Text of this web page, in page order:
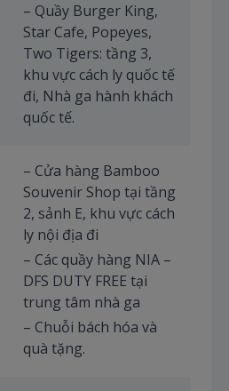
– Quầy Burger King,
Star Cafe, Popeyes,
Two Tigers: tầng 3,
khu vực cách ly quốc tế
đi, Nhà ga hành khách
quốc tế.
– Cửa hàng Bamboo
Souvenir Shop tại tầng
2, sảnh E, khu vực cách
ly nội địa đi
– Các quầy hàng NIA –
DFS DUTY FREE tại
trung tâm nhà ga
– Chuỗi bách hóa và
quà tặng.